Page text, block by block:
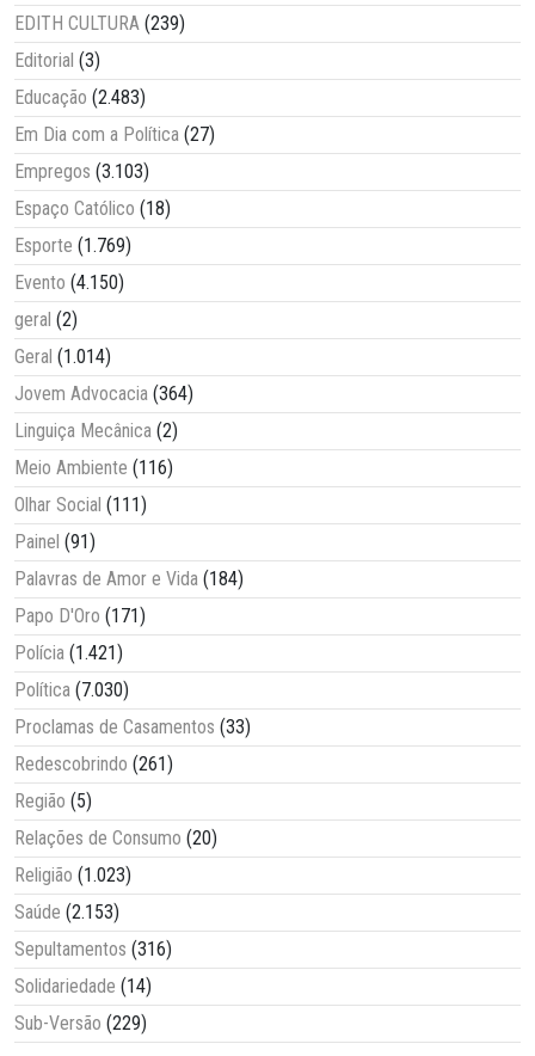
EDITH CULTURA (239)
Editorial (3)
Educação (2.483)
Em Dia com a Política (27)
Empregos (3.103)
Espaço Católico (18)
Esporte (1.769)
Evento (4.150)
geral (2)
Geral (1.014)
Jovem Advocacia (364)
Linguiça Mecânica (2)
Meio Ambiente (116)
Olhar Social (111)
Painel (91)
Palavras de Amor e Vida (184)
Papo D'Oro (171)
Polícia (1.421)
Política (7.030)
Proclamas de Casamentos (33)
Redescobrindo (261)
Região (5)
Relações de Consumo (20)
Religião (1.023)
Saúde (2.153)
Sepultamentos (316)
Solidariedade (14)
Sub-Versão (229)